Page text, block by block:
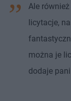
Ale
licytacje,
można je
dodaje